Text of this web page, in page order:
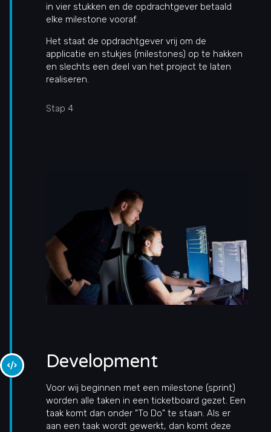
in vier stukken en de opdrachtgever betaald
elke milestone vooraf.
Het staat de opdrachtgever vrij om de
applicatie en stukjes (milestones) op te hakken
en slechts een deel van het project te laten
realiseren.
Stap 4
Development
Voor wij beginnen met een milestone (sprint)
worden alle taken in een ticketboard gezet. Een
taak komt dan onder "To Do" te staan. Als er
aan een taak wordt gewerkt, dan komt deze